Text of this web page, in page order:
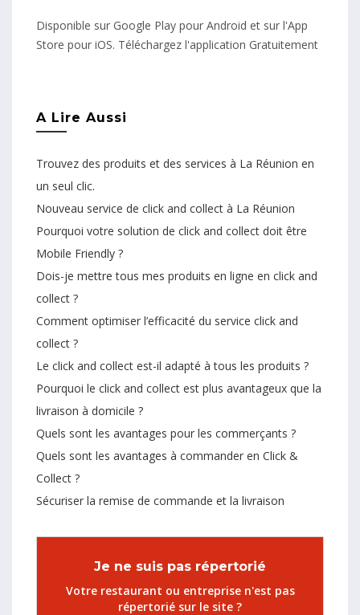
Disponible sur Google Play pour Android et sur l'App
Store pour iOS. Téléchargez l'application Gratuitement
A Lire Aussi
Trouvez des produits et des services à La Réunion en
un seul clic.
Nouveau service de click and collect à La Réunion
Pourquoi votre solution de click and collect doit être
Mobile Friendly ?
Dois-je mettre tous mes produits en ligne en click and
collect ?
Comment optimiser l’efficacité du service click and
collect ?
Le click and collect est-il adapté à tous les produits ?
Pourquoi le click and collect est plus avantageux que la
livraison à domicile ?
Quels sont les avantages pour les commerçants ?
Quels sont les avantages à commander en Click &
Collect ?
Sécuriser la remise de commande et la livraison
Je ne suis pas répertorié
Votre restaurant ou entreprise n'est pas
répertorié sur le site ?